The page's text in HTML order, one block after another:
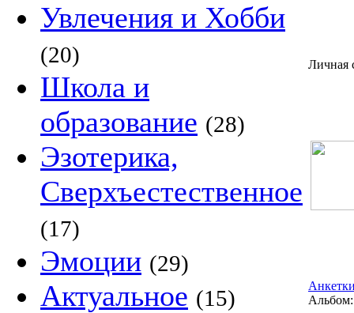
Увлечения и Хобби
(20)
Школа и
образование (28)
Эзотерика,
Сверхъестественное
(17)
Эмоции (29)
Актуальное (15)
Личная